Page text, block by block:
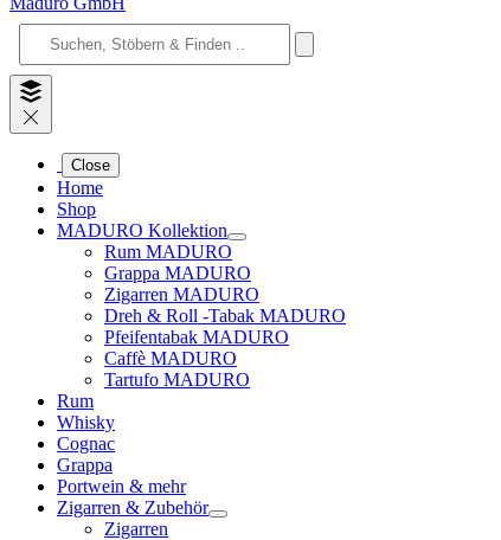
Close
Home
Shop
MADURO Kollektion
Rum MADURO
Grappa MADURO
Zigarren MADURO
Dreh & Roll -Tabak MADURO
Pfeifentabak MADURO
Caffè MADURO
Tartufo MADURO
Rum
Whisky
Cognac
Grappa
Portwein & mehr
Zigarren & Zubehör
Zigarren